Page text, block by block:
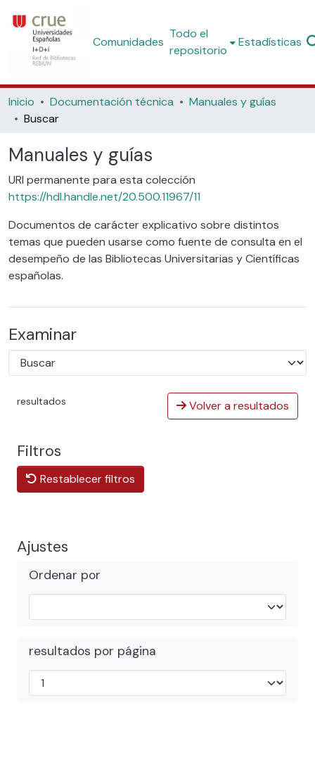
Comunidades
Todo el
repositorio
Estadísticas
Inicio Documentación técnica
Manuales y guías
Buscar
Manuales y guías
URI permanente para esta colección
https://hdl.handle.net/20.500.11967/11
Documentos de carácter explicativo sobre distintos
temas que pueden usarse como fuente de consulta en el
desempeño de las Bibliotecas Universitarias y Científicas
españolas.
Examinar
resultados Volver a resultados
Filtros
Restablecer filtros
Ajustes
Ordenar por
resultados por página